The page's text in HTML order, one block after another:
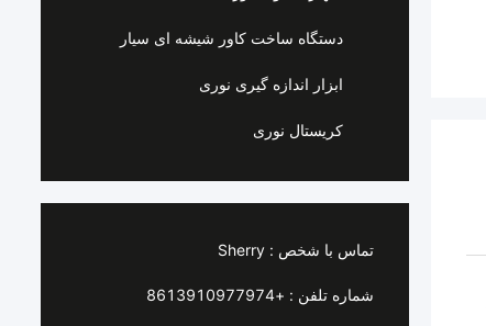
دستگاه ساخت کاور شیشه ای سیار
ابزار اندازه گیری نوری
کریستال نوری
تماس با شخص : Sherry
شماره تلفن : +8613910977974